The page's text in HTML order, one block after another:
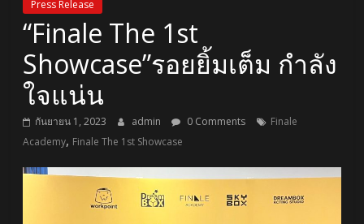
Press Release
“Finale The 1st
Showcase”รอยยิ้มเต็ม กำลัง
ใจแน่น
กันยายน 1, 2023 admin 0 Comments
Finale
Academy, Finale The 1st Showcase